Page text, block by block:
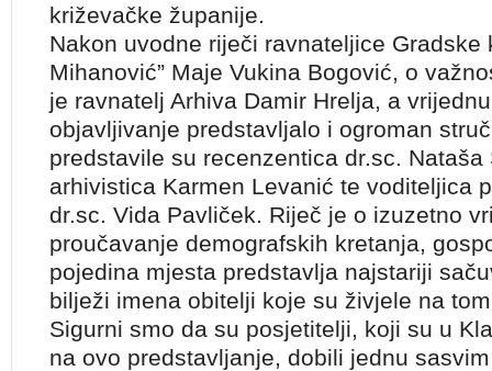
križevačke županije.
Nakon uvodne riječi ravnateljice Gradske
Mihanović” Maje Vukina Bogović, o
je ravnatelj Arhiva Damir Hrelja, a
objavljivanje predstavljalo i ogroman
predstavile su recenzentica dr.sc.
arhivistica Karmen Levanić te voditeljica
dr.sc. Vida Pavliček. Riječ je o izuzetno
proučavanje demografskih kretanja,
pojedina mjesta predstavlja najstariji
bilježi imena obitelji koje su živjele na
Sigurni smo da su posjetitelji, koji su u
na ovo predstavljanje, dobili jednu